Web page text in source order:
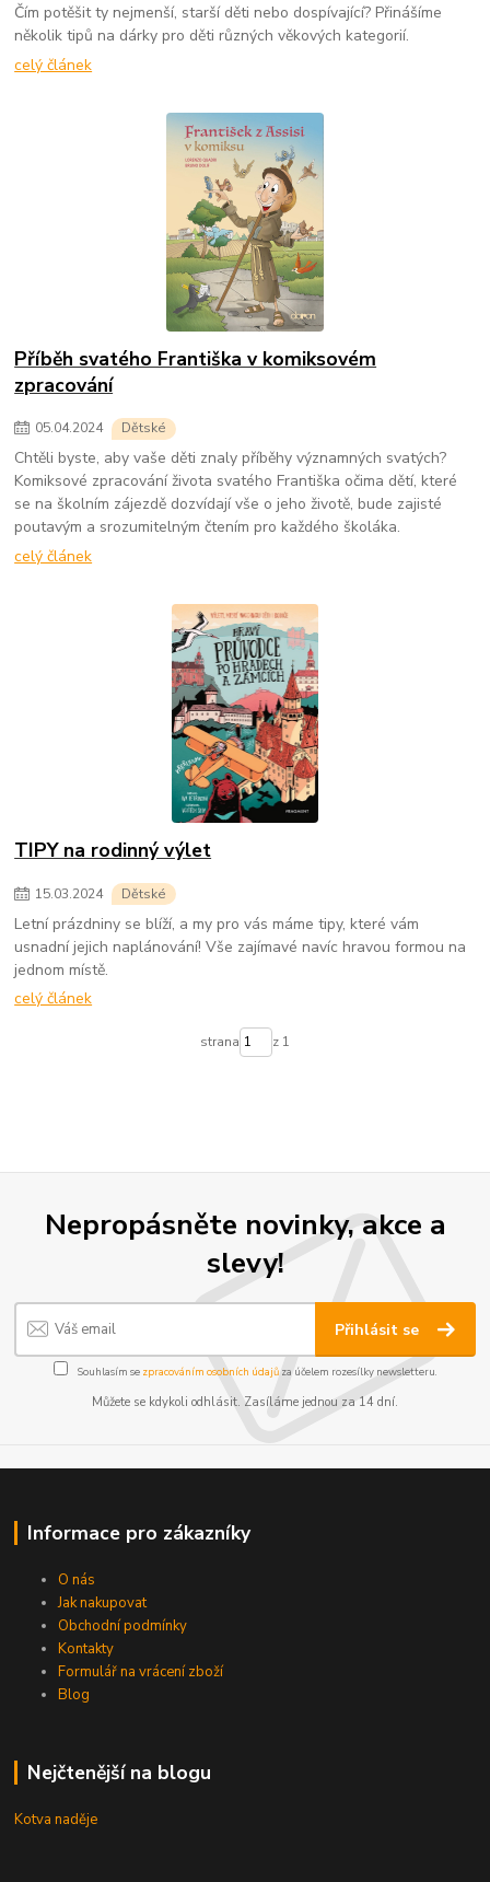
Čím potěšit ty nejmenší, starší děti nebo dospívající? Přinášíme
několik tipů na dárky pro děti různých věkových kategorií.
celý článek
Příběh svatého Františka v komiksovém
zpracování
05.04.2024 Dětské
Chtěli byste, aby vaše děti znaly příběhy významných svatých?
Komiksové zpracování života svatého Františka očima dětí, které
se na školním zájezdě dozvídají vše o jeho životě, bude zajisté
poutavým a srozumitelným čtením pro každého školáka.
celý článek
TIPY na rodinný výlet
15.03.2024 Dětské
Letní prázdniny se blíží, a my pro vás máme tipy, které vám
usnadní jejich naplánování! Vše zajímavé navíc hravou formou na
jednom místě.
celý článek
strana z 1
Nepropásněte novinky, akce a
slevy!
Přihlásit se
Souhlasím se zpracováním osobních údajůza účelem rozesílky newsletteru.
Můžete se kdykoli odhlásit. Zasíláme jednou za 14 dní.
Informace pro zákazníky
O nás
Jak nakupovat
Obchodní podmínky
Kontakty
Formulář na vrácení zboží
Blog
Nejčtenější na blogu
Kotva naděje